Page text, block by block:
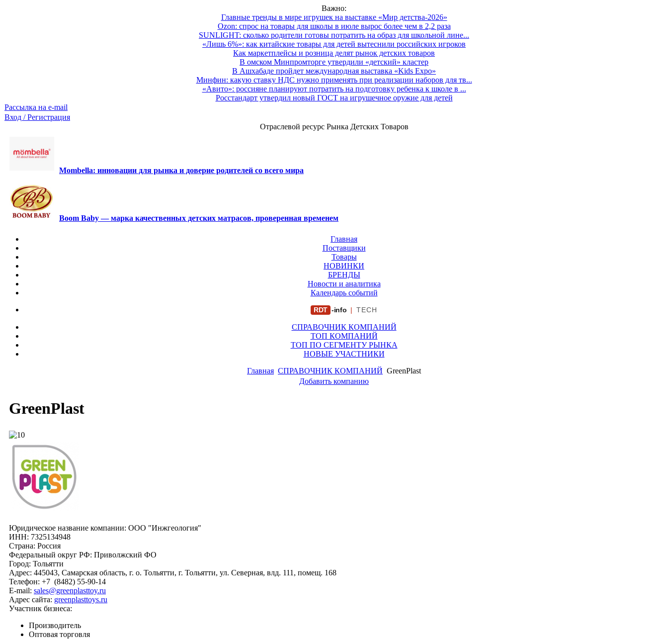
Важно:
Главные тренды в мире игрушек на выставке «Мир детства-2026»
Ozon: спрос на товары для школы в июле вырос более чем в 2,2 раза
SUNLIGHT: сколько родители готовы потратить на образ для школьной лине...
«Лишь 6%»: как китайские товары для детей вытеснили российских игроков
Как маркетплейсы и розница делят рынок детских товаров
В омском Минпромторге утвердили «детский» кластер
В Ашхабаде пройдет международная выставка «Kids Expo»
Минфин: какую ставку НДС нужно применять при реализации наборов для тв...
«Авито»: россияне планируют потратить на подготовку ребенка к школе в ...
Росстандарт утвердил новый ГОСТ на игрушечное оружие для детей
Рассылка на e-mail
Вход / Регистрация
Отраслевой ресурс Рынка Детских Товаров
Mombella: инновации для рынка и доверие родителей со всего мира
Boom Baby — марка качественных детских матрасов, проверенная временем
Главная
Поставщики
Товары
НОВИНКИ
БРЕНДЫ
Новости и аналитика
Календарь событий
RDT -info | TECH
СПРАВОЧНИК КОМПАНИЙ
ТОП КОМПАНИЙ
ТОП ПО СЕГМЕНТУ РЫНКА
НОВЫЕ УЧАСТНИКИ
Главная СПРАВОЧНИК КОМПАНИЙ GreenPlast
Добавить компанию
GreenPlast
Юридическое название компании: ООО "Инжгеология"
ИНН: 7325134948
Страна: Россия
Федеральный округ РФ: Приволжский ФО
Город: Тольятти
Адрес: 445043, Самарская область, г. о. Тольятти, г. Тольятти, ул. Северная, влд. 111, помещ. 168
Телефон: +7 (8482) 55-90-14
E-mail: sales@greenplasttoy.ru
Адрес сайта: greenplasttoys.ru
Участник бизнеса:
Производитель
Оптовая торговля